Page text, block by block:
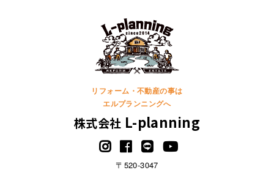
リフォーム・不動産の事は
エルプランニングへ
株式会社 L-planning
〒520-3047